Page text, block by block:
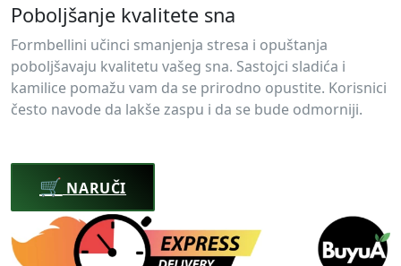
Poboljšanje kvalitete sna
Formbellini učinci smanjenja stresa i opuštanja
poboljšavaju kvalitetu vašeg sna. Sastojci sladića i
kamilice pomažu vam da se prirodno opustite. Korisnici
često navode da lakše zaspu i da se bude odmorniji.
🛒 NARUČI